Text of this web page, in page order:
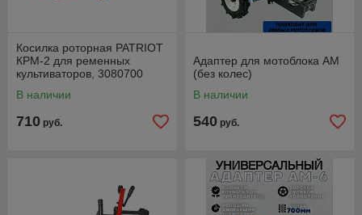
Косилка роторная PATRIOT
КРМ-2 для ременных
культиваторов, 3080700
В наличии
710 руб.
Адаптер для мотоблока АМ
(без колес)
В наличии
540 руб.